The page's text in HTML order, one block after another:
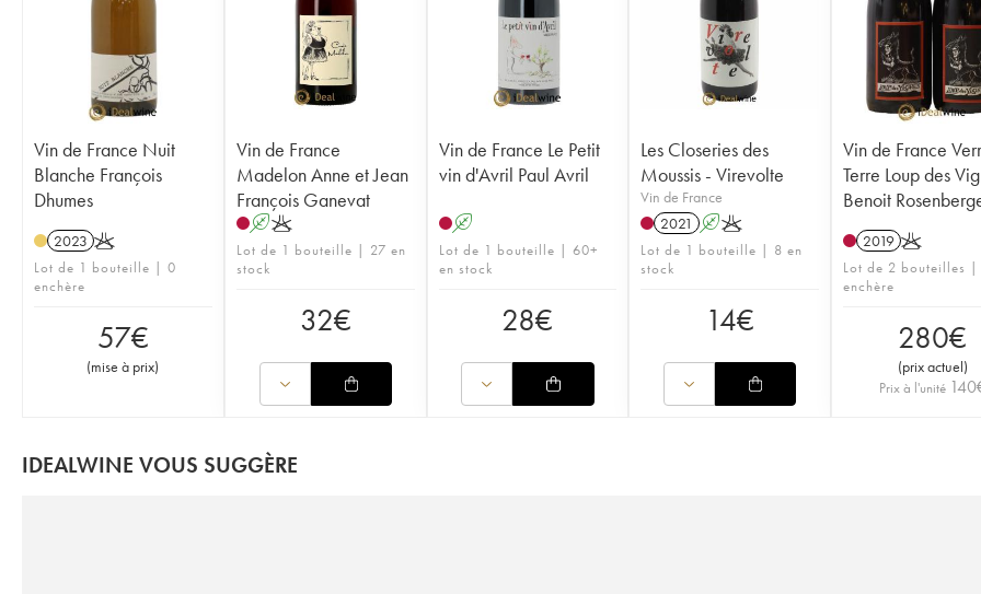
Vin de France Nuit
Blanche François
Dhumes
2023 K
Lot de 1 bouteille | 0
enchère
57€
(mise à prix)
Vin de France
Madelon Anne et Jean
François Ganevat
AK
Lot de 1 bouteille | 27 en
stock
32€
Vin de France Le Petit
vin d'Avril Paul Avril
A
Lot de 1 bouteille | 60+
en stock
28€
Les Closeries des
Moussis - Virevolte
Vin de France
2021
AK
Lot de 1 bouteille | 8 en
stock
14€
Vin de France
Terre Loup des
Benoit
2019 K
Lot de 2 bouteilles
enchère
280€
(prix actuel)
Prix à l'unité 140
IDEALWINE VOUS SUGGÈRE